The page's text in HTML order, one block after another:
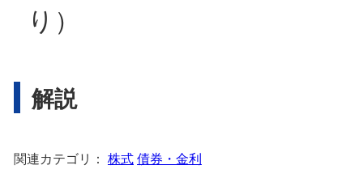
り）
解説
関連カテゴリ： 株式債券・金利